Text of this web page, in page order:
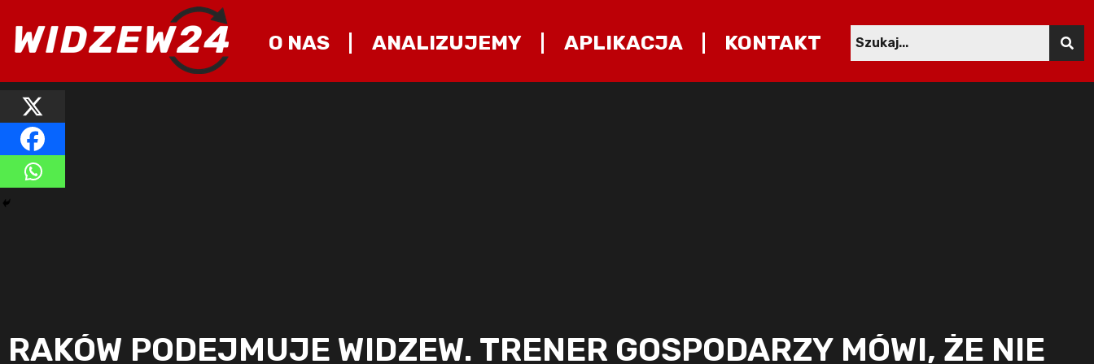
O NAS ANALIZUJEMY APLIKACJA KONTAKT
RAKÓW PODEJMUJE WIDZEW. TRENER GOSPODARZY MÓWI, ŻE NIE